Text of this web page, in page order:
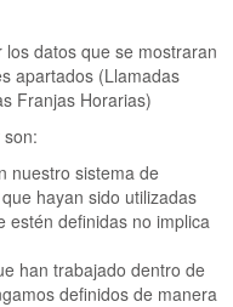
datos que se mostraran
apartados (Llamadas
Franjas Horarias)
nuestro sistema de
hayan sido utilizadas
estén definidas no implica
han trabajado dentro de
definidos de manera